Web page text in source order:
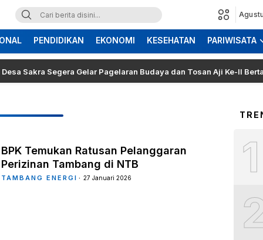
PENDIDIKAN EKONOMI KESEHATAN PARIWISATA
Segera Gelar Pagelaran Budaya dan Tosan Aji Ke-II Bertajuk
BPK Temukan Ratusan Pelanggaran
Perizinan Tambang di NTB
TAMBANG ENERGI 27 Januari 2026
1